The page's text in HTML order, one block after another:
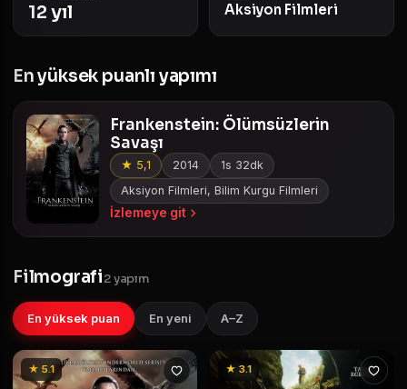
12 yıl Aksiyon Filmleri
En yüksek puanlı yapımı
Frankenstein: Ölümsüzlerin
Savaşı
★ 5,1 2014
1s 32dk
Aksiyon Filmleri, Bilim Kurgu Filmleri
İzlemeye git
Filmografi2 yapım
En yüksek puan En yeni A–Z
★ 5.1 ★ 3.1